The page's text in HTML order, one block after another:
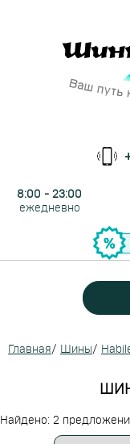
8:00 - 23:00
ежедневно
Главная/ Шины/
Найдено: 2